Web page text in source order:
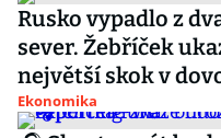
Rusko vypadlo z
sever. Žebříček
největší skok v
Ekonomika